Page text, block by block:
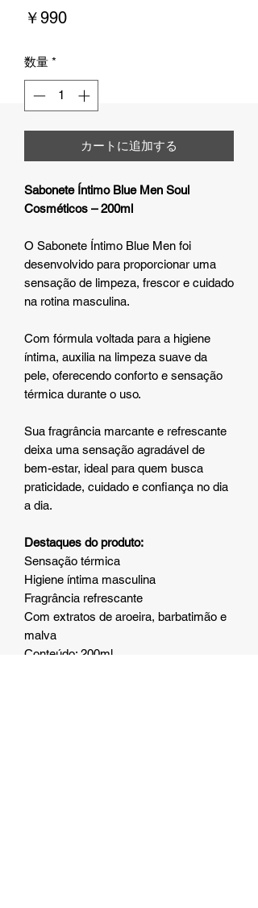
￥990価
数量 *
カートに追加する
Sabonete Íntimo Blue Men Soul
Cosméticos – 200ml
O Sabonete Íntimo Blue Men foi
desenvolvido para proporcionar uma
sensação de limpeza, frescor e cuidado
na rotina masculina.
Com fórmula voltada para a higiene
íntima, auxilia na limpeza suave da
pele, oferecendo conforto e sensação
térmica durante o uso.
Sua fragrância marcante e refrescante
deixa uma sensação agradável de
bem-estar, ideal para quem busca
praticidade, cuidado e confiança no dia
a dia.
Destaques do produto:
Sensação térmica
Higiene íntima masculina
Fragrância refrescante
Com extratos de aroeira, barbatimão e
malva
Conteúdo: 200ml